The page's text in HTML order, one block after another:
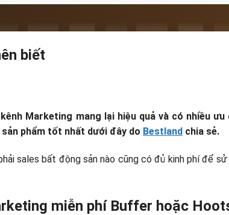
biết
Marketing mang lại hiệu quả và có nhiều ưu
phẩm tốt nhất dưới đây do Bestland chia sẻ.
sales bất động sản nào cũng có đủ kinh phí để
miễn phí Buffer hoặc